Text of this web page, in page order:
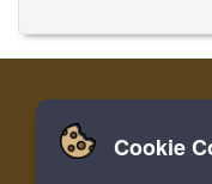
집 로그인
Cookie